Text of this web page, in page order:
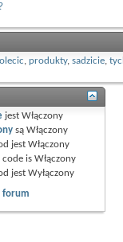
, produkty, sadzicie,
jestWłączony
sąWłączony
jestWłączony
code isWłączony
jestWyłączony
forum